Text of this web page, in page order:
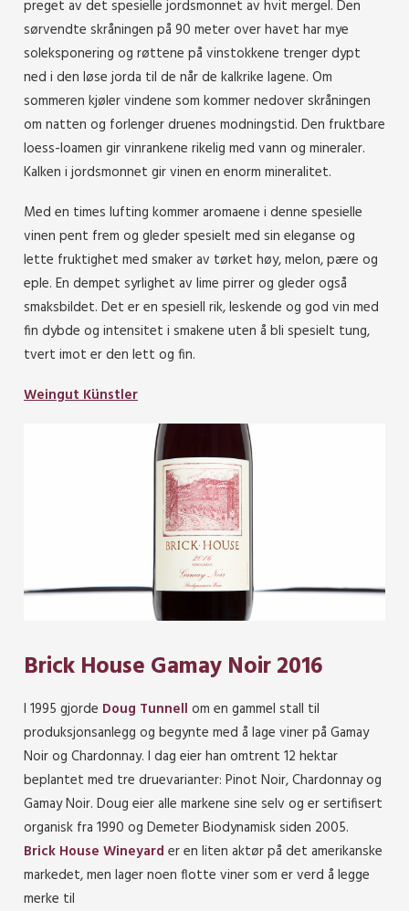
preget av det spesielle jordsmonnet av hvit mergel. Den
sørvendte skråningen på 90 meter over havet har mye
soleksponering og røttene på vinstokkene trenger dypt
ned i den løse jorda til de når de kalkrike lagene. Om
sommeren kjøler vindene som kommer nedover skråningen
om natten og forlenger druenes modningstid. Den fruktbare
loess-loamen gir vinrankene rikelig med vann og mineraler.
Kalken i jordsmonnet gir vinen en enorm mineralitet.
Med en times lufting kommer aromaene i denne spesielle
vinen pent frem og gleder spesielt med sin eleganse og
lette fruktighet med smaker av tørket høy, melon, pære og
eple. En dempet syrlighet av lime pirrer og gleder også
smaksbildet. Det er en spesiell rik, leskende og god vin med
fin dybde og intensitet i smakene uten å bli spesielt tung,
tvert imot er den lett og fin.
Weingut Künstler
Brick House Gamay Noir 2016
I 1995 gjorde Doug Tunnell om en gammel stall til
produksjonsanlegg og begynte med å lage viner på Gamay
Noir og Chardonnay. I dag eier han omtrent 12 hektar
beplantet med tre druevarianter: Pinot Noir, Chardonnay og
Gamay Noir. Doug eier alle markene sine selv og er sertifisert
organisk fra 1990 og Demeter Biodynamisk siden 2005.
Brick House Wineyard er en liten aktør på det amerikanske
markedet, men lager noen flotte viner som er verd å legge
merke til